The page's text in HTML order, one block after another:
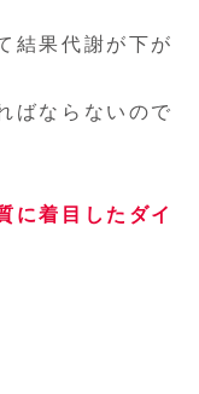
結果代謝が下が
ばならないので
に着目したダイ